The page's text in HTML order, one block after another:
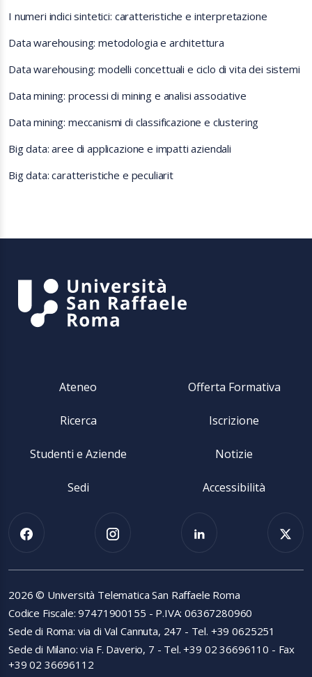
I numeri indici sintetici: caratteristiche e interpretazione
Data warehousing: metodologia e architettura
Data warehousing: modelli concettuali e ciclo di vita dei sistemi
Data mining: processi di mining e analisi associative
Data mining: meccanismi di classificazione e clustering
Big data: aree di applicazione e impatti aziendali
Big data: caratteristiche e peculiarit
Ateneo Offerta Formativa
Ricerca Iscrizione
Studenti e Aziende Notizie
Sedi Accessibilità
2026 © Università Telematica San Raffaele Roma
Codice Fiscale: 97471900155 - P.IVA: 06367280960
Sede di Roma: via di Val Cannuta, 247 - Tel. +39 0625251
Sede di Milano: via F. Daverio, 7 - Tel. +39 02 36696110 - Fax
+39 02 36696112